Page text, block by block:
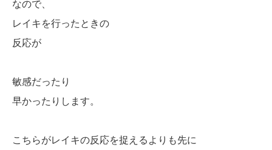
なので、
レイキを行ったときの
反応が
敏感だったり
早かったりします。
こちらがレイキの反応を捉えるよりも先に